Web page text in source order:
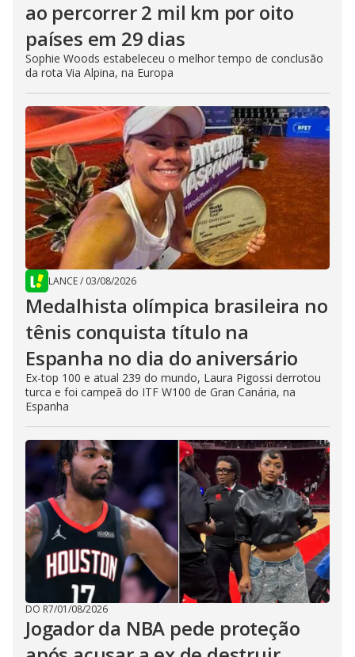
ao percorrer 2 mil km por oito
países em 29 dias
Sophie Woods estabeleceu o melhor tempo de conclusão
da rota Via Alpina, na Europa
LANCE/ 03/08/2026
Medalhista olímpica brasileira no
tênis conquista título na
Espanha no dia do aniversário
Ex-top 100 e atual 239 do mundo, Laura Pigossi derrotou
turca e foi campeã do ITF W100 de Gran Canária, na
Espanha
DO R7/01/08/2026
Jogador da NBA pede proteção